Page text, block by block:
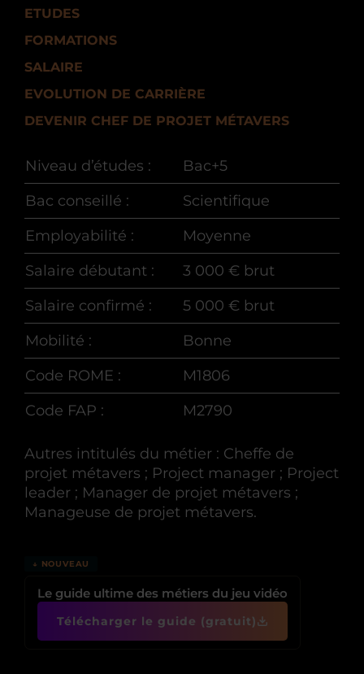
ETUDES
FORMATIONS
SALAIRE
EVOLUTION DE CARRIÈRE
DEVENIR CHEF DE PROJET MÉTAVERS
Niveau d’études :
Bac+5
Bac conseillé :
Scientifique
Employabilité :
Moyenne
Salaire débutant :
3 000 € brut
Salaire confirmé :
5 000 € brut
Mobilité :
Bonne
Code ROME :
M1806
Code FAP :
M2790
Autres intitulés du métier : Cheffe de
projet métavers ; Project manager ; Project
leader ; Manager de projet métavers ;
Manageuse de projet métavers.
↓ NOUVEAU
Le guide ultime des métiers du jeu vidéo
Télécharger le guide (gratuit)